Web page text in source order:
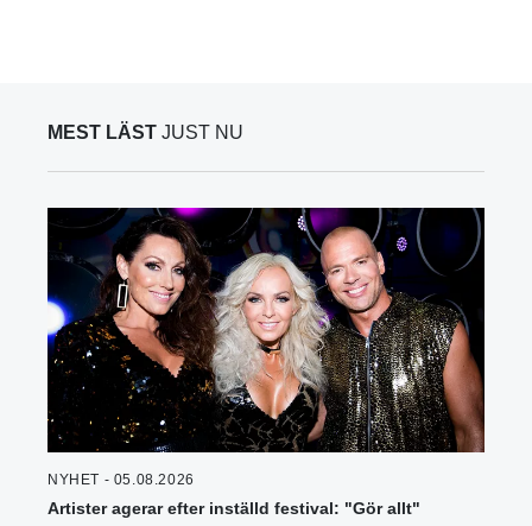
MEST LÄST JUST NU
NYHET - 05.08.2026
Artister agerar efter inställd festival: "Gör allt"